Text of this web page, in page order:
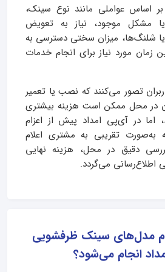
اساس عواملی مانند نوع سینک،
مشکل موجود، نیاز به تعویض
شلنگ‌ها، میزان سختی دسترسی به
مورد نیاز برای انجام خدمات
تصور می‌کنند که نصب یا تعمیر
در محل ممکن است هزینه بیشتری
اما در آی‌پی امداد پیش از اعزام
به‌صورت تقریبی به مشتری اعلام
دقیق در محل، هزینه نهایی
می‌گردد.
مدل‌های سینک ظرفشویی
انجام می‌شود؟